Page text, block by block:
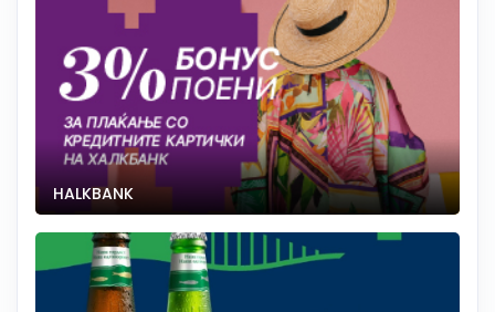
HALKBANK